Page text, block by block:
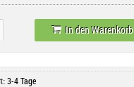
In den Warenkorb
3-4 Tage